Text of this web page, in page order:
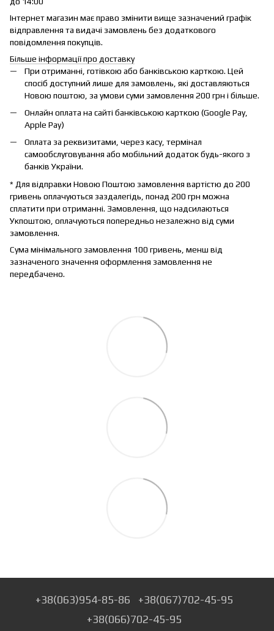
Інтернет магазин має право змінити вище зазначений графік
відправлення та видачі замовлень без додаткового
повідомлення покупців.
Більше інформації про доставку
При отриманні, готівкою або банківською карткою. Цей
спосіб доступний лише для замовлень, які доставляються
Новою поштою, за умови суми замовлення 200 грн і більше.
Онлайн оплата на сайті банківською карткою (Google Pay,
Apple Pay)
Оплата за реквизитами, через касу, термінал
самообслуговування або мобільний додаток будь-якого з
банків України.
* Для відправки Новою Поштою замовлення вартістю до 200
гривень оплачуються заздалегідь, понад 200 грн можна
сплатити при отриманні. Замовлення, що надсилаються
Укпоштою, оплачуються попередньо незалежно від суми
замовлення.
Сума мінімального замовлення 100 гривень, менш від
зазначеного значення оформлення замовлення не
передбачено.
+38(063)954-85-86
+38(067)702-45-95
+38(066)702-45-95